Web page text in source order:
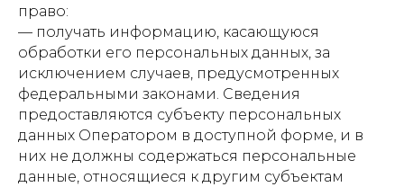
право:
— получать информацию, касающуюся
обработки его персональных данных, за
исключением случаев, предусмотренных
федеральными законами. Сведения
предоставляются субъекту персональных
данных Оператором в доступной форме, и в
них не должны содержаться персональные
данные, относящиеся к другим субъектам